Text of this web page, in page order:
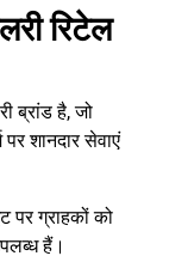
रिटेल
ब्रांड है, जो
शानदार सेवाएं
पर ग्राहकों को
हैं।